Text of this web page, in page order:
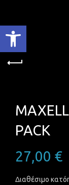
Ανοίξτε τη γραμμή
PACK
27,00 €
Διαθέσιμο